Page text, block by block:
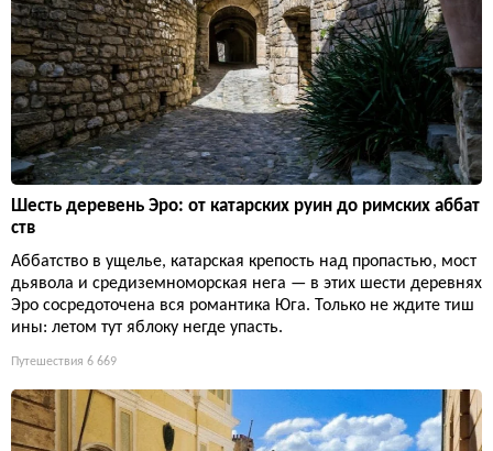
Шесть деревень Эро: от катарских руин до римских аббат
ств
Аббатство в ущелье, катарская крепость над пропастью, мост
дьявола и средиземноморская нега — в этих шести деревнях
Эро сосредоточена вся романтика Юга. Только не ждите тиш
ины: летом тут яблоку негде упасть.
Путешествия 6 669